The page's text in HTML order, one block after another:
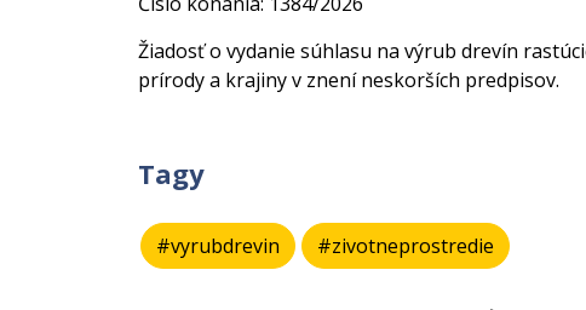
Žiadosť o vydanie súhlasu na výrub drevín
prírody a krajiny v znení neskorších predpisov.
Tagy
#vyrubdrevin #zivotneprostredie